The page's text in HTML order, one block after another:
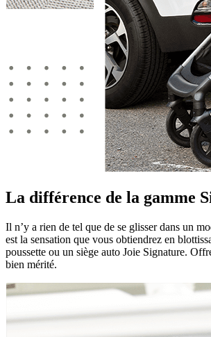
La différence de la gamme
Il n’y a rien de tel que de se glisser dans un
est la sensation que vous obtiendrez en
poussette ou un siège auto Joie Signature.
bien mérité.